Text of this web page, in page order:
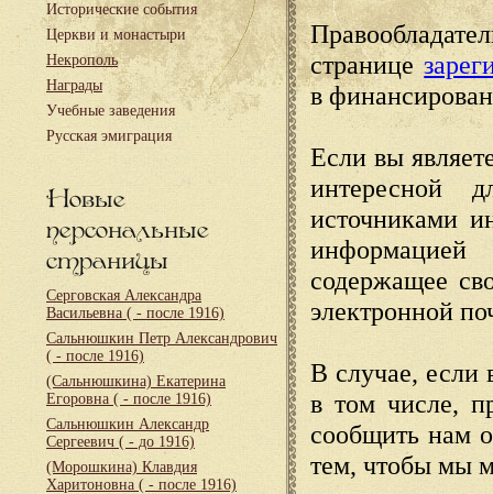
Исторические события
Церкви и монастыри
Некрополь
Награды
Учебные заведения
Русская эмиграция
Новые
персональные
страницы
Серговская Александра
Васильевна ( - после 1916)
Сальнюшкин Петр Александрович
( - после 1916)
(Сальнюшкина) Екатерина
Егоровна ( - после 1916)
Сальнюшкин Александр
Сергеевич ( - до 1916)
(Морошкина) Клавдия
Харитоновна ( - после 1916)
странице
в
Если вы
интересной
источниками
содержащее
электронной
В случае, если
в том числе,
сообщить нам
тем, чтобы мы